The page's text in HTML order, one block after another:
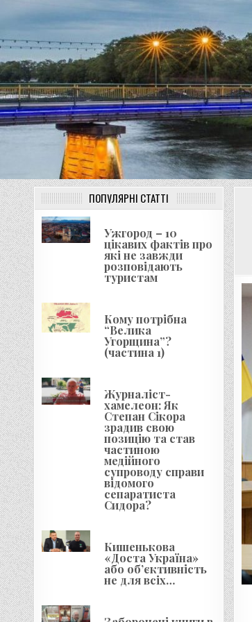
UNGVAR.UZ.UA
ПОПУЛЯРНІ СТАТТІ
Ужгород – 10
цікавих фактів про
які не завжди
розповідають
туристам
Кому потрібна
“Велика
Угорщина”?
(частина 1)
Журналіст-
хамелеон: Як
Степан Сікора
зрадив свою
позицію та став
частиною
медійного
супроводу справи
відомого
сепаратиста
Сидора?
Кишенькова
«Доста Україна»
або об’єктивність
не для всіх…